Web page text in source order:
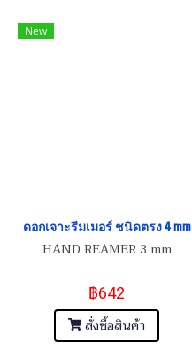
New
ดอกเจาะรีมเมอร์ ชนิดตรง 4 mm
HAND REAMER 3 mm
฿642
สั่งซื้อสินค้า